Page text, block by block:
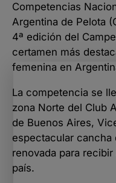
Competencias
Argentina de Pelota
4ª edición del
certamen más
femenina en
La competencia se
zona Norte del Club
de Buenos Aires,
espectacular
renovada para
país.